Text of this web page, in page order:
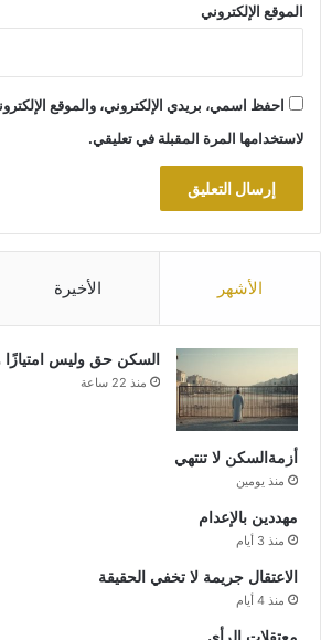
الموقع الإلكتروني
احفظ اسمي، بريدي الإلكتروني، والموقع
لاستخدامها المرة المقبلة في تعليقي.
الأشهر الأخيرة
السكن حق وليس امتيازًا
منذ 22 ساعة
أزمةالسكن لا تنتهي
منذ يومين
مهددين بالإعدام
منذ 3 أيام
الاعتقال جريمة لا تخفي الحقيقة
منذ 4 أيام